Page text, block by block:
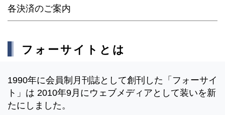
各決済のご案内
フォーサイトとは
1990年に会員制月刊誌として創刊した「フォーサイ
ト」は 2010年9月にウェブメディアとして装いを新
たにしました。